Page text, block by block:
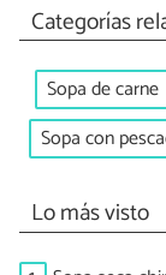
Categorías
Sopa de carne
Sopa con
Lo más visto